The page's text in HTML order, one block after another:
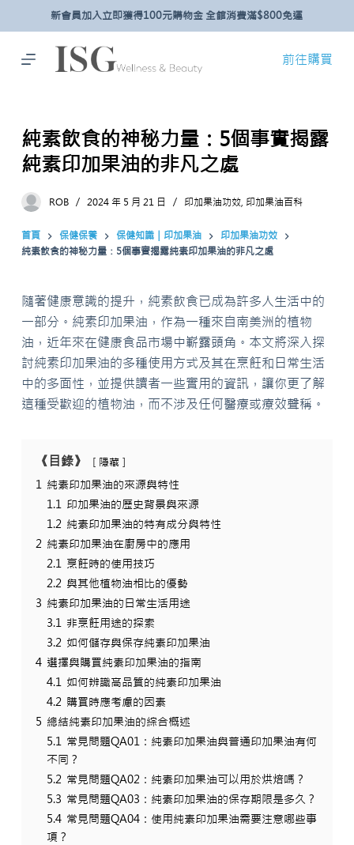
主
新會員加入立即獲得100元購物金 全館消費滿$800免運
前往購買
純素飲食的神秘力量：5個事實揭露
純素印加果油的非凡之處
ROB 2024 年 5 月 21 日 印加果油功效, 印加果油百科
首頁 保健保養 保健知識｜印加果油
印加果油功效
純素飲食的神秘力量：5個事實揭露純素印加果油的非凡之處
隨著健康意識的提升，純素飲食已成為許多人生活中的
一部分。純素印加果油，作為一種來自南美洲的植物
油，近年來在健康食品市場中嶄露頭角。本文將深入探
討純素印加果油的多種使用方式及其在烹飪和日常生活
中的多面性，並提供讀者一些實用的資訊，讓你更了解
這種受歡迎的植物油，而不涉及任何醫療或療效聲稱。
《目錄》 隱藏
1 純素印加果油的來源與特性
1.1 印加果油的歷史背景與來源
1.2 純素印加果油的特有成分與特性
2 純素印加果油在廚房中的應用
2.1 烹飪時的使用技巧
2.2 與其他植物油相比的優勢
3 純素印加果油的日常生活用途
3.1 非烹飪用途的探索
3.2 如何儲存與保存純素印加果油
4 選擇與購買純素印加果油的指南
4.1 如何辨識高品質的純素印加果油
4.2 購買時應考慮的因素
5 總結純素印加果油的綜合概述
5.1 常見問題QA01：純素印加果油與普通印加果油有何
不同？
5.2 常見問題QA02：純素印加果油可以用於烘焙嗎？
5.3 常見問題QA03：純素印加果油的保存期限是多久？
5.4 常見問題QA04：使用純素印加果油需要注意哪些事
項？